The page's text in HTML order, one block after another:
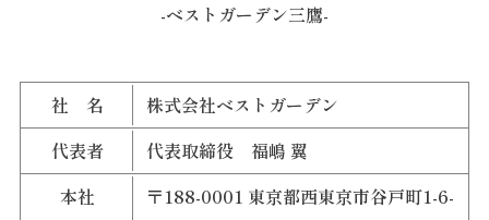
-ベストガーデン三鷹-
社 名
株式会社ベストガーデン
代表者
代表取締役 福嶋 翼
本社
〒188-0001 東京都西東京市谷戸町1-6-